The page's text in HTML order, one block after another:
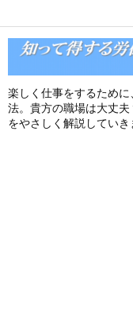
楽しく仕事をするため
法。貴方の職場は大丈
をやさしく解説していき